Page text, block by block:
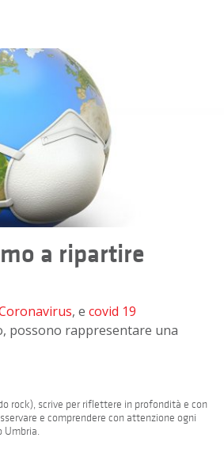
a ripartire
, e covid 19
possono rappresentare una
rock), scrive per riflettere in profondità e con
e comprendere con attenzione ogni
Umbria.